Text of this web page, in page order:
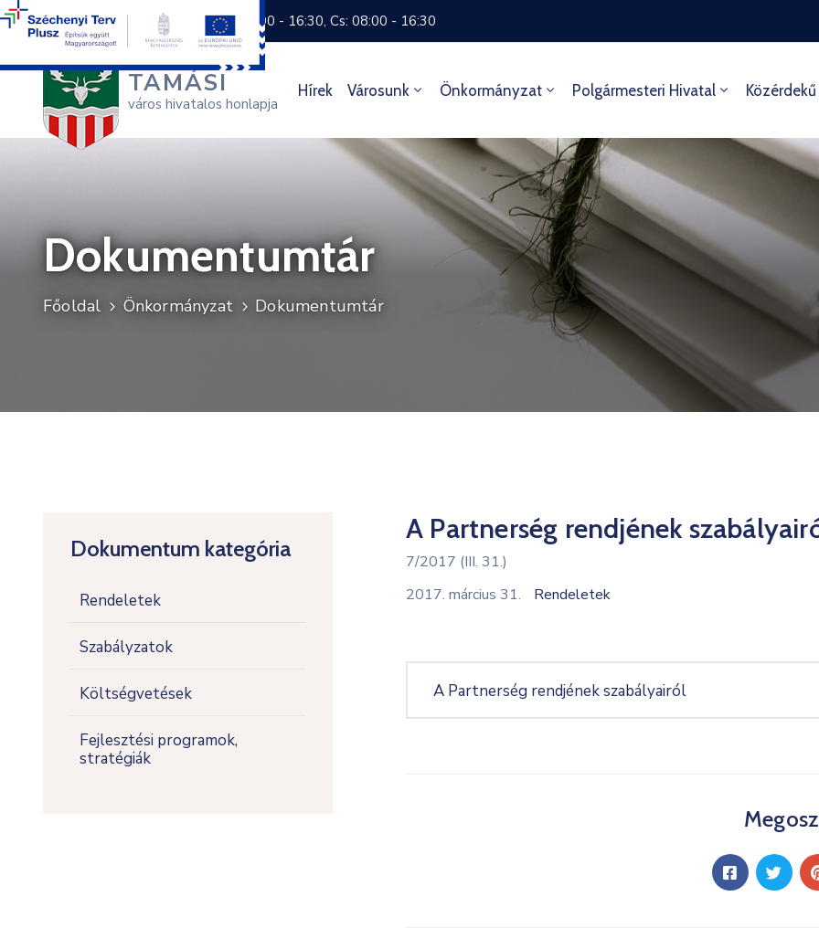
+36 74 570 800 H: 8:00 - 16:30, Cs: 08:00 - 16:30
TAMÁSI
város hivatalos honlapja
Hírek Városunk Önkormányzat Polgármesteri Hivatal Közérdekű
Dokumentumtár
Főoldal Önkormányzat Dokumentumtár
Dokumentum kategória
Rendeletek
Szabályzatok
Költségvetések
Fejlesztési programok,
stratégiák
A Partnerség rendjének
7/2017 (III. 31.)
2017. március 31.
Rendeletek
A Partnerség rendjének szabályairól